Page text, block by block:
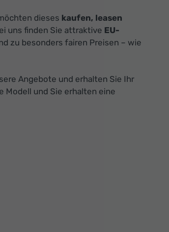
dieses kaufen, leasen
uns finden Sie attraktive EU-
zu besonders fairen Preisen – wie
Angebote und erhalten Sie Ihr
Modell und Sie erhalten eine